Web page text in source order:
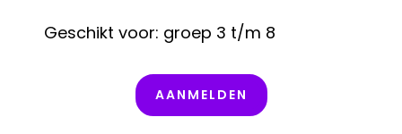
Geschikt voor: groep 3 t/m 8
AANMELDEN